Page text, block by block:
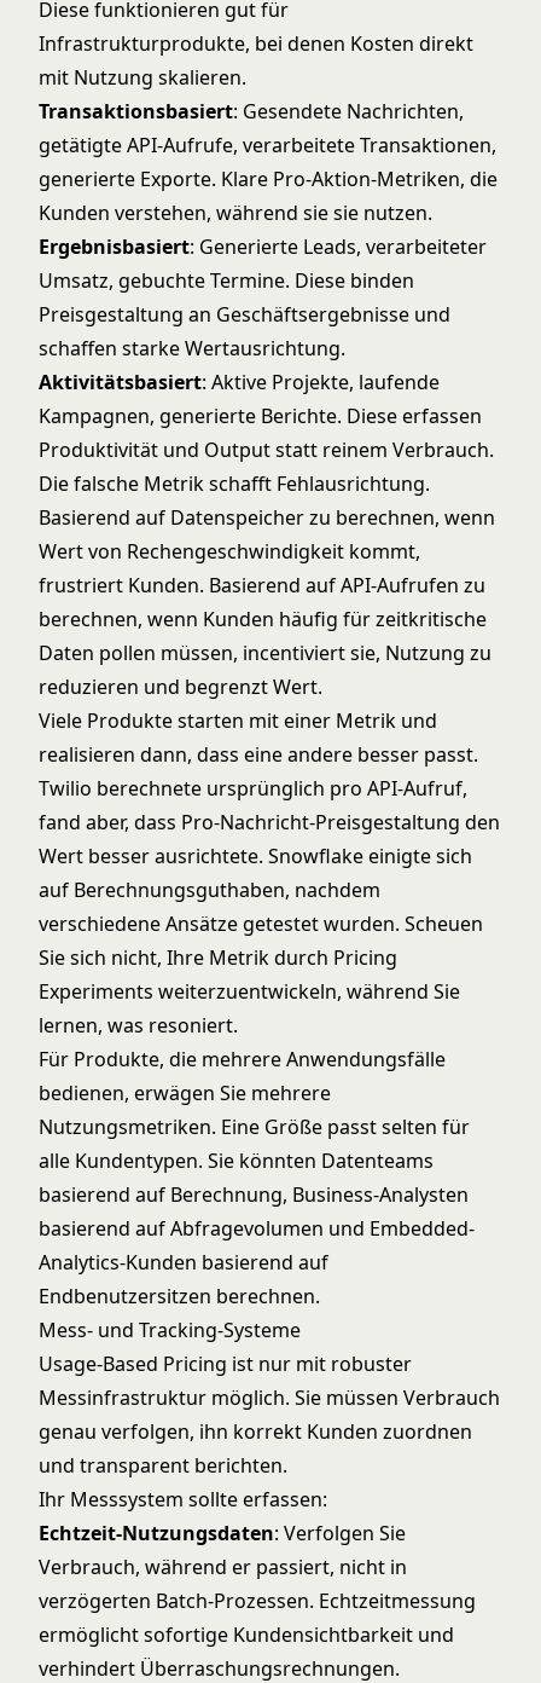
Diese funktionieren gut für
Infrastrukturprodukte, bei denen Kosten direkt
mit Nutzung skalieren.
Transaktionsbasiert: Gesendete Nachrichten,
getätigte API-Aufrufe, verarbeitete Transaktionen,
generierte Exporte. Klare Pro-Aktion-Metriken, die
Kunden verstehen, während sie sie nutzen.
Ergebnisbasiert: Generierte Leads, verarbeiteter
Umsatz, gebuchte Termine. Diese binden
Preisgestaltung an Geschäftsergebnisse und
schaffen starke Wertausrichtung.
Aktivitätsbasiert: Aktive Projekte, laufende
Kampagnen, generierte Berichte. Diese erfassen
Produktivität und Output statt reinem Verbrauch.
Die falsche Metrik schafft Fehlausrichtung.
Basierend auf Datenspeicher zu berechnen, wenn
Wert von Rechengeschwindigkeit kommt,
frustriert Kunden. Basierend auf API-Aufrufen zu
berechnen, wenn Kunden häufig für zeitkritische
Daten pollen müssen, incentiviert sie, Nutzung zu
reduzieren und begrenzt Wert.
Viele Produkte starten mit einer Metrik und
realisieren dann, dass eine andere besser passt.
Twilio berechnete ursprünglich pro API-Aufruf,
fand aber, dass Pro-Nachricht-Preisgestaltung den
Wert besser ausrichtete. Snowflake einigte sich
auf Berechnungsguthaben, nachdem
verschiedene Ansätze getestet wurden. Scheuen
Sie sich nicht, Ihre Metrik durch Pricing
Experiments weiterzuentwickeln, während Sie
lernen, was resoniert.
Für Produkte, die mehrere Anwendungsfälle
bedienen, erwägen Sie mehrere
Nutzungsmetriken. Eine Größe passt selten für
alle Kundentypen. Sie könnten Datenteams
basierend auf Berechnung, Business-Analysten
basierend auf Abfragevolumen und Embedded-
Analytics-Kunden basierend auf
Endbenutzersitzen berechnen.
Mess- und Tracking-Systeme
Usage-Based Pricing ist nur mit robuster
Messinfrastruktur möglich. Sie müssen Verbrauch
genau verfolgen, ihn korrekt Kunden zuordnen
und transparent berichten.
Ihr Messsystem sollte erfassen:
Echtzeit-Nutzungsdaten: Verfolgen Sie
Verbrauch, während er passiert, nicht in
verzögerten Batch-Prozessen. Echtzeitmessung
ermöglicht sofortige Kundensichtbarkeit und
verhindert Überraschungsrechnungen.